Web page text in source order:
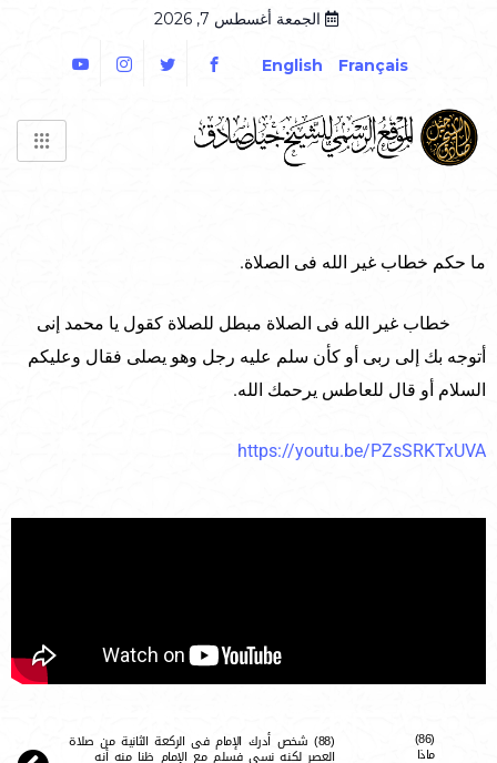
الجمعة أغسطس 7, 2026
Français
English
ما حكم خطاب غير الله فى الصلاة.
خطاب غير الله فى الصلاة مبطل للصلاة كقول يا محمد إنى
أتوجه بك إلى ربى أو كأن سلم عليه رجل وهو يصلى فقال وعليكم
السلام أو قال للعاطس يرحمك الله.
https://youtu.be/PZsSRKTxUVA
(86)
ماذا
(88) شخص أدرك الإمام فى الركعة الثانية من صلاة
العصر لكنه نسى فسلم مع الإمام ظنا منه أنه